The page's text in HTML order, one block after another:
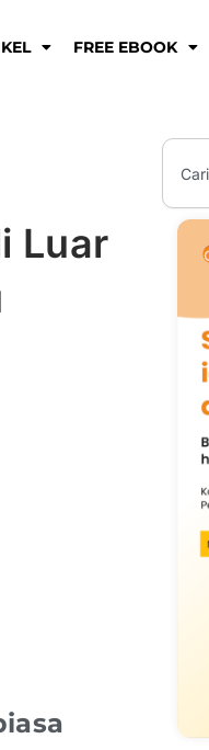
FREE EBOOK
Luar
Search